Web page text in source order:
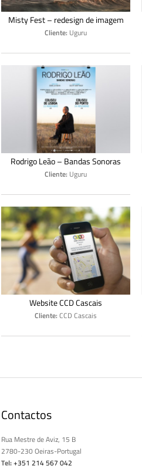
Misty Fest – redesign de imagem
Cliente: Uguru
Rodrigo Leão – Bandas Sonoras
Cliente: Uguru
Website CCD Cascais
Cliente: CCD Cascais
Contactos
Rua Mestre de Aviz, 15 B
2780-230 Oeiras-Portugal
Tel:+351 214 567 042